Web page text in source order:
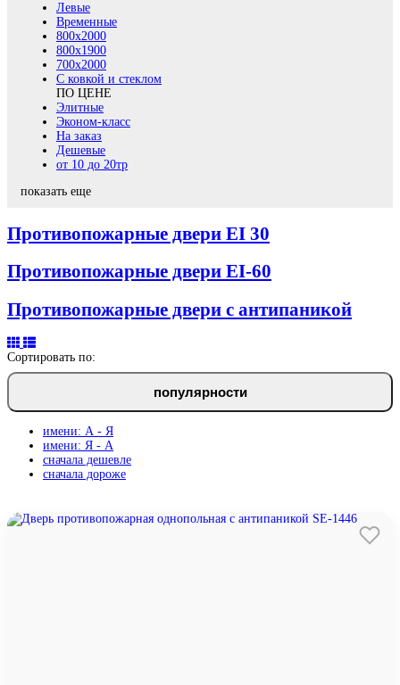
Левые
Временные
800х2000
800x1900
700x2000
С ковкой и стеклом
ПО ЦЕНЕ
Элитные
Эконом-класс
На заказ
Дешевые
от 10 до 20тр
показать еще
Противопожарные двери EI 30
Противопожарные двери EI-60
Противопожарные двери с антипаникой
Сортировать по:
популярности
имени: А - Я
имени: Я - А
сначала дешевле
сначала дороже